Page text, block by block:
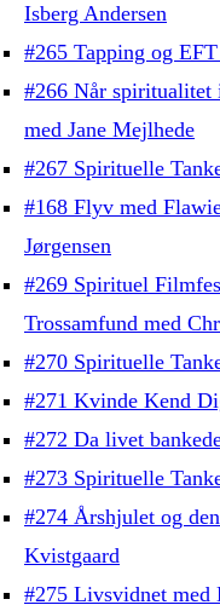
Isberg Andersen
#265 Tapping og
#266 Når spiritualitet
med Jane Mejlhede
#267 Spirituelle
#168 Flyv med
Jørgensen
#269 Spirituel
Trossamfund med
#270 Spirituelle
#271 Kvinde Kend
#272 Da livet
#273 Spirituelle
#274 Årshjulet og
Kvistgaard
#275 Livsvidnet med